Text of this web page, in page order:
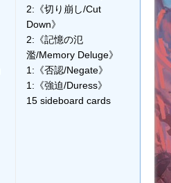
2:《切り崩し/Cut
Down》
2:《記憶の氾
濫/Memory Deluge》
1:《否認/Negate》
1:《強迫/Duress》
15 sideboard cards